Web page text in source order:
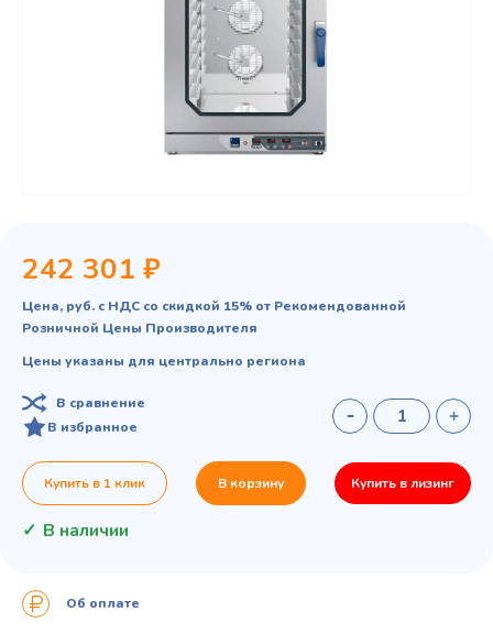
242 301 ₽
Цена, руб. с НДС со скидкой 15% от Рекомендованной
Розничной Цены Производителя
Цены указаны для центрально региона
В сравнение
В избранное
Купить в 1 клик В корзину Купить в лизинг
В наличии
Об оплате